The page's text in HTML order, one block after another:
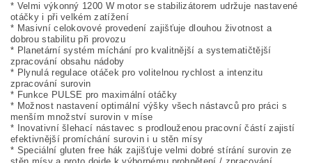
* Velmi výkonný 1200 W motor se stabilizátorem udržuje nastavené
otáčky i při velkém zatížení
* Masivní celokovové provedení zajišťuje dlouhou životnost a
dobrou stabilitu při provozu
* Planetární systém míchání pro kvalitnější a systematičtější
zpracování obsahu nádoby
* Plynulá regulace otáček pro volitelnou rychlost a intenzitu
zpracování surovin
* Funkce PULSE pro maximální otáčky
* Možnost nastavení optimální výšky všech nástavců pro práci s
menším množství surovin v míse
* Inovativní šlehací nástavec s prodlouženou pracovní částí zajistí
efektivnější promíchání surovin i u stěn mísy
* Speciální gluten free hák zajišťuje velmi dobré stírání surovin ze